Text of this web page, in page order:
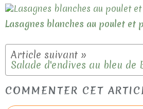
Lasagnes blanches au poulet et
Salade d'endives au bleu de
COMMENTER CET